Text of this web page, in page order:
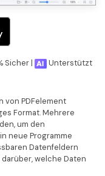
Sicher |
Unterstützt
von PDFelement
Format. Mehrere
um den
neue Programme
Datenfeldern
welche Daten